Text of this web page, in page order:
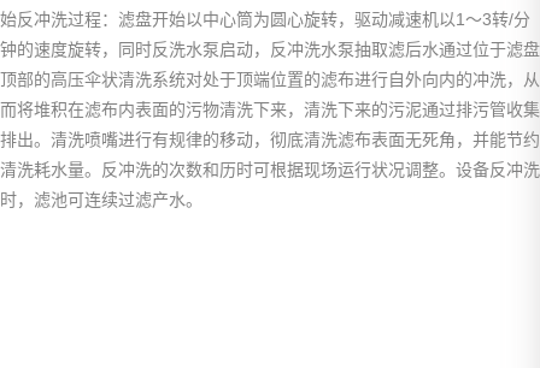
始反冲洗过程：滤盘开始以中心筒为圆心旋转，驱动减速机以1～3转/分
钟的速度旋转，同时反洗水泵启动，反冲洗水泵抽取滤后水通过位于滤盘
顶部的高压伞状清洗系统对处于顶端位置的滤布进行自外向内的冲洗，从
而将堆积在滤布内表面的污物清洗下来，清洗下来的污泥通过排污管收集
排出。清洗喷嘴进行有规律的移动，彻底清洗滤布表面无死角，并能节约
清洗耗水量。反冲洗的次数和历时可根据现场运行状况调整。设备反冲洗
时，滤池可连续过滤产水。